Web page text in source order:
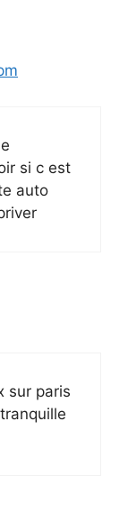
si c est
auto
sur paris